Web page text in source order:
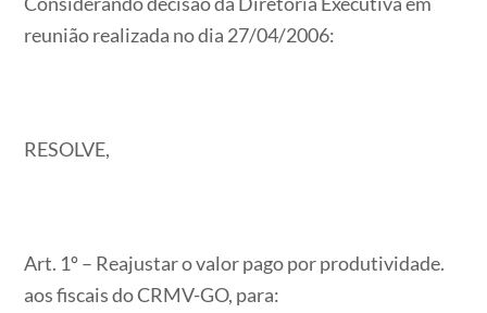
reunião realizada no dia 27/04/2006:
RESOLVE,
Art. 1º – Reajustar o valor pago por produtividade.
aos fiscais do CRMV-GO, para: